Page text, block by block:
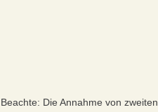
Beachte: Die Annahme von